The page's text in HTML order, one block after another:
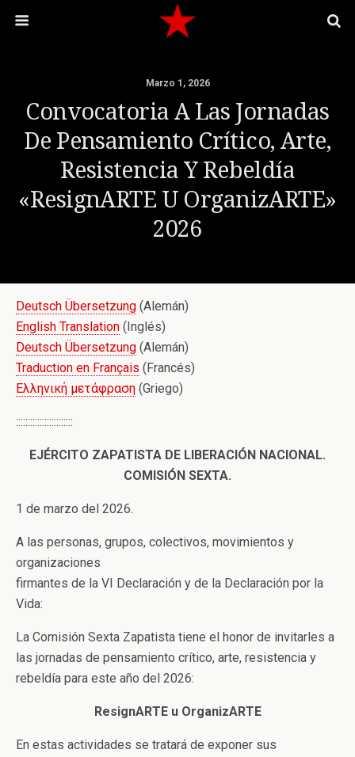
Marzo 1, 2026
Convocatoria A Las Jornadas
De Pensamiento Crítico, Arte,
Resistencia Y Rebeldía
«ResignARTE U OrganizARTE»
2026
Deutsch Übersetzung (Alemán)
English Translation (Inglés)
Deutsch Übersetzung (Alemán)
Traduction en Français (Francés)
Ελληνική μετάφραση (Griego)
::::::::::::::::::::::::
EJÉRCITO ZAPATISTA DE LIBERACIÓN NACIONAL.
COMISIÓN SEXTA.
1 de marzo del 2026.
A las personas, grupos, colectivos, movimientos y
organizaciones
firmantes de la VI Declaración y de la Declaración por la
Vida:
La Comisión Sexta Zapatista tiene el honor de invitarles a
las jornadas de pensamiento crítico, arte, resistencia y
rebeldía para este año del 2026:
ResignARTE u OrganizARTE
En estas actividades se tratará de exponer sus